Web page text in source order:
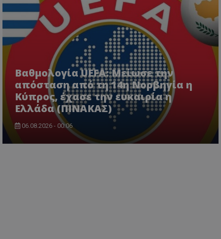
Βαθμολογία UEFA: Μείωσε την
απόσταση από τη 14η Νορβηγία η
Κύπρος, έχασε την ευκαιρία η
Ελλάδα (ΠΙΝΑΚΑΣ)
06.08.2026 - 00:06